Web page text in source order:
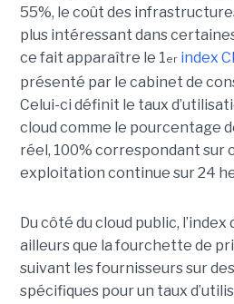
55%, le coût des
plus intéressant dans
ce fait apparaître le 1er index
présenté par le cabinet de
Celui-ci définit le taux
cloud comme le pourcentage
réel, 100% correspondant sur
exploitation continue sur 24
Du côté du cloud public, l’index
ailleurs que la fourchette de
suivant les fournisseurs sur
spécifiques pour un taux